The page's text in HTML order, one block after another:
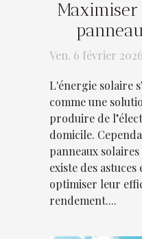
Ven. 6 février
L'énergie solaire
comme une
produire de
domicile.
panneaux
existe des
optimiser leur
rendement....